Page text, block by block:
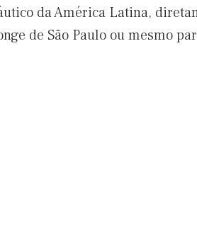
da América Latina,
de São Paulo ou mesmo